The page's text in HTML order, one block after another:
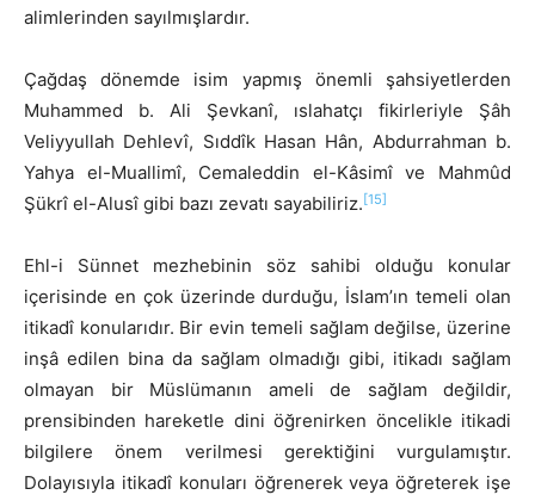
alimlerinden sayılmışlardır.
Çağdaş dönemde isim yapmış önemli şahsiyetlerden
Muhammed b. Ali Şevkanî, ıslahatçı fikirleriyle Şâh
Veliyyullah Dehlevî, Sıddîk Hasan Hân, Abdurrahman b.
Yahya el-Muallimî, Cemaleddin el-Kâsimî ve Mahmûd
Şükrî el-Alusî gibi bazı zevatı sayabiliriz.[15]
Ehl-i Sünnet mezhebinin söz sahibi olduğu konular
içerisinde en çok üzerinde durduğu, İslam’ın temeli olan
itikadî konularıdır. Bir evin temeli sağlam değilse, üzerine
inşâ edilen bina da sağlam olmadığı gibi, itikadı sağlam
olmayan bir Müslümanın ameli de sağlam değildir,
prensibinden hareketle dini öğrenirken öncelikle itikadi
bilgilere önem verilmesi gerektiğini vurgulamıştır.
Dolayısıyla itikadî konuları öğrenerek veya öğreterek işe